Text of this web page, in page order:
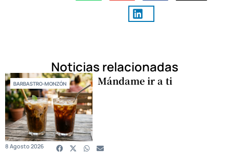
Noticias relacionadas
BARBASTRO-MONZÓN Mándame ir a ti
8 Agosto 2026